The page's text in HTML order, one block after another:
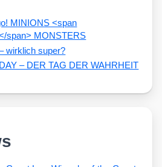
MINIONS <span
span> MONSTERS
wirklich super?
– DER TAG DER WAHRHEIT